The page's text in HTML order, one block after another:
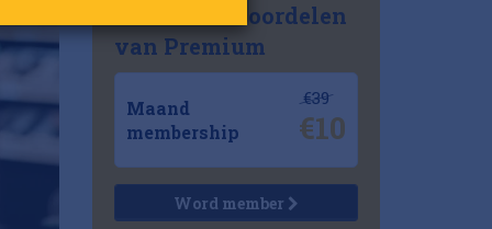
Ontdek de voordelen
van Premium
Maand
membership
€39
€10
Word member